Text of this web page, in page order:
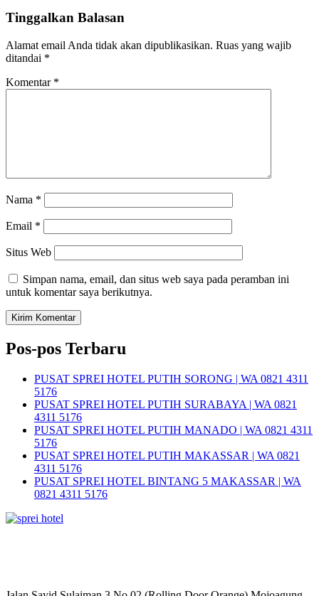
Tinggalkan Balasan
Alamat email Anda tidak akan dipublikasikan. Ruas yang wajib
ditandai *
Komentar *
Nama *
Email *
Situs Web
Simpan nama, email, dan situs web saya pada peramban ini
untuk komentar saya berikutnya.
Pos-pos Terbaru
PUSAT SPREI HOTEL PUTIH SORONG | WA 0821 4311
5176
PUSAT SPREI HOTEL PUTIH SURABAYA | WA 0821
4311 5176
PUSAT SPREI HOTEL PUTIH MANADO | WA 0821 4311
5176
PUSAT SPREI HOTEL PUTIH MAKASSAR | WA 0821
4311 5176
PUSAT SPREI HOTEL BINTANG 5 MAKASSAR | WA
0821 4311 5176